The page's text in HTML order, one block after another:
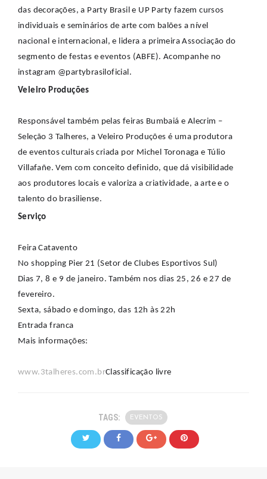
das decorações, a Party Brasil e UP Party fazem cursos
individuais e seminários de arte com balões a nível
nacional e internacional, e lidera a primeira Associação do
segmento de festas e eventos (ABFE). Acompanhe no
instagram @partybrasiloficial.
Veleiro Produções
Responsável também pelas feiras Bumbaiá e Alecrim –
Seleção 3 Talheres, a Veleiro Produções é uma produtora
de eventos culturais criada por Michel Toronaga e Túlio
Villafañe. Vem com conceito definido, que dá visibilidade
aos produtores locais e valoriza a criatividade, a arte e o
talento do brasiliense.
Serviço
Feira Catavento
No shopping Pier 21 (Setor de Clubes Esportivos Sul)
Dias 7, 8 e 9 de janeiro. Também nos dias 25, 26 e 27 de
fevereiro.
Sexta, sábado e domingo, das 12h às 22h
Entrada franca
Mais informações:
www.3talheres.com.brClassificação livre
TAGS: EVENTOS